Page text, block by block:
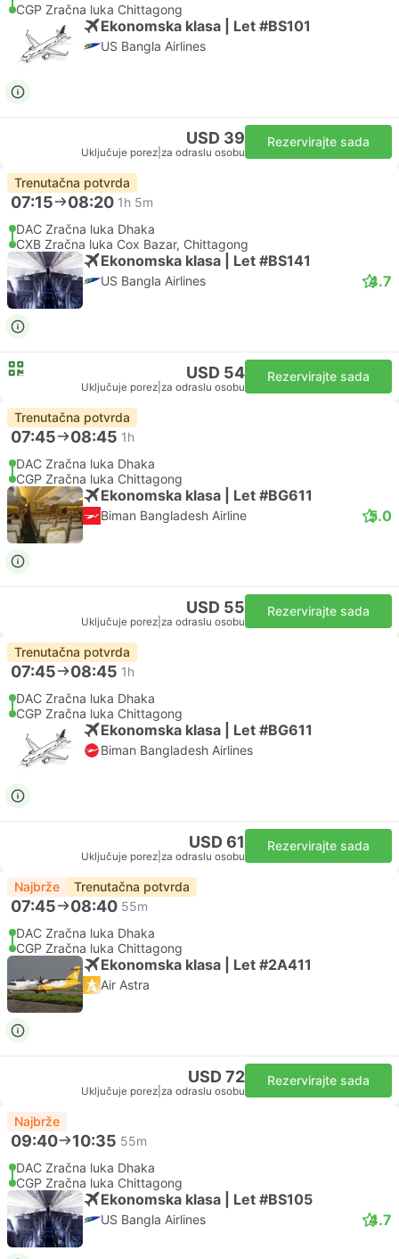
CGP Zračna luka Chittagong
Ekonomska klasa | Let #BS101
US Bangla Airlines
USD 39
Uključuje porez za odraslu osobu
Rezervirajte sada
Trenutačna potvrda
07:15 08:20 1h 5m
DAC Zračna luka Dhaka
CXB Zračna luka Cox Bazar, Chittagong
Ekonomska klasa | Let #BS141
US Bangla Airlines 4.7
USD 54
Uključuje porez za odraslu osobu
Rezervirajte sada
Trenutačna potvrda
07:45 08:45 1h
DAC Zračna luka Dhaka
CGP Zračna luka Chittagong
Ekonomska klasa | Let #BG611
Biman Bangladesh Airline 5.0
USD 55
Uključuje porez za odraslu osobu
Rezervirajte sada
Trenutačna potvrda
07:45 08:45 1h
DAC Zračna luka Dhaka
CGP Zračna luka Chittagong
Ekonomska klasa | Let #BG611
Biman Bangladesh Airlines
USD 61
Uključuje porez za odraslu osobu
Rezervirajte sada
Najbrže Trenutačna potvrda
07:45 08:40 55m
DAC Zračna luka Dhaka
CGP Zračna luka Chittagong
Ekonomska klasa | Let #2A411
Air Astra
USD 72
Uključuje porez za odraslu osobu
Rezervirajte sada
Najbrže
09:40 10:35 55m
DAC Zračna luka Dhaka
CGP Zračna luka Chittagong
Ekonomska klasa | Let #BS105
US Bangla Airlines 4.7